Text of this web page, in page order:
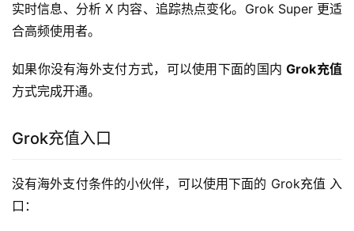
实时信息、分析 X 内容、追踪热点变化。Grok Super 更适
合高频使用者。
如果你没有海外支付方式，可以使用下面的国内 Grok充值
方式完成开通。
Grok充值入口
没有海外支付条件的小伙伴，可以使用下面的 Grok充值 入
口：